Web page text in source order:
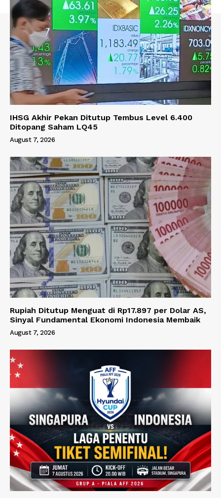
IHSG Akhir Pekan Ditutup Tembus Level 6.400
Ditopang Saham LQ45
August 7, 2026
Rupiah Ditutup Menguat di Rp17.897 per Dolar AS,
Sinyal Fundamental Ekonomi Indonesia Membaik
August 7, 2026